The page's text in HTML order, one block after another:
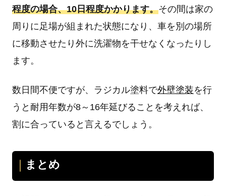
程度の場合、10日程度かかります。その間は家の
周りに足場が組まれた状態になり、車を別の場所
に移動させたり外に洗濯物を干せなくなったりし
ます。
数日間不便ですが、ラジカル塗料で外壁塗装を行
うと耐用年数が8～16年延びることを考えれば、
割に合っていると言えるでしょう。
まとめ